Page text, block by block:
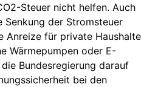
Steuer nicht helfen. Auch
der Stromsteuer
Anreize für private Haushalte
Wärmepumpen oder E-
Bundesregierung darauf
bei den